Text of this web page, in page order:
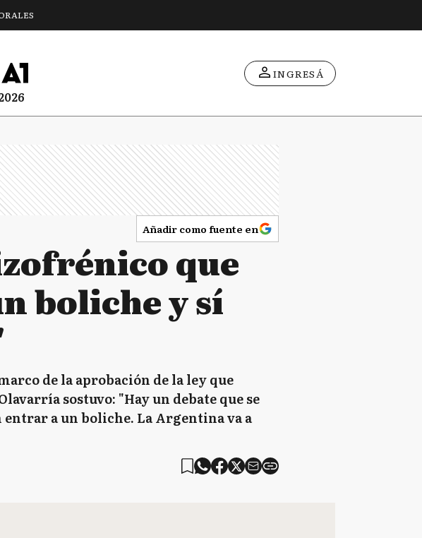
INGRESÁ
Añadir como fuente en
que
boliche y sí
de la aprobación de la ley que
sostuvo: "Hay un debate que se
entrar a un boliche. La Argentina va a